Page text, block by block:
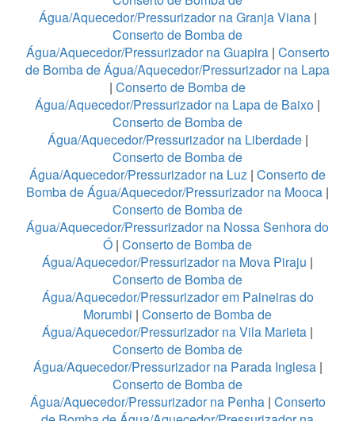
Água/Aquecedor/Pressurizador na Granja Viana|
Conserto de Bomba de
Água/Aquecedor/Pressurizador na Guapira| Conserto
de Bomba de Água/Aquecedor/Pressurizador na Lapa
| Conserto de Bomba de
Água/Aquecedor/Pressurizador na Lapa de Baixo |
Conserto de Bomba de
Água/Aquecedor/Pressurizador na Liberdade |
Conserto de Bomba de
Água/Aquecedor/Pressurizador na Luz | Conserto de
Bomba de Água/Aquecedor/Pressurizador na Mooca |
Conserto de Bomba de
Água/Aquecedor/Pressurizador na Nossa Senhora do
Ó | Conserto de Bomba de
Água/Aquecedor/Pressurizador na Mova Piraju |
Conserto de Bomba de
Água/Aquecedor/Pressurizador em Paineiras do
Morumbi | Conserto de Bomba de
Água/Aquecedor/Pressurizador na Vila Marieta |
Conserto de Bomba de
Água/Aquecedor/Pressurizador na Parada Inglesa |
Conserto de Bomba de
Água/Aquecedor/Pressurizador na Penha| Conserto